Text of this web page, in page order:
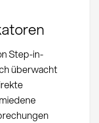
Step-in-
überwacht